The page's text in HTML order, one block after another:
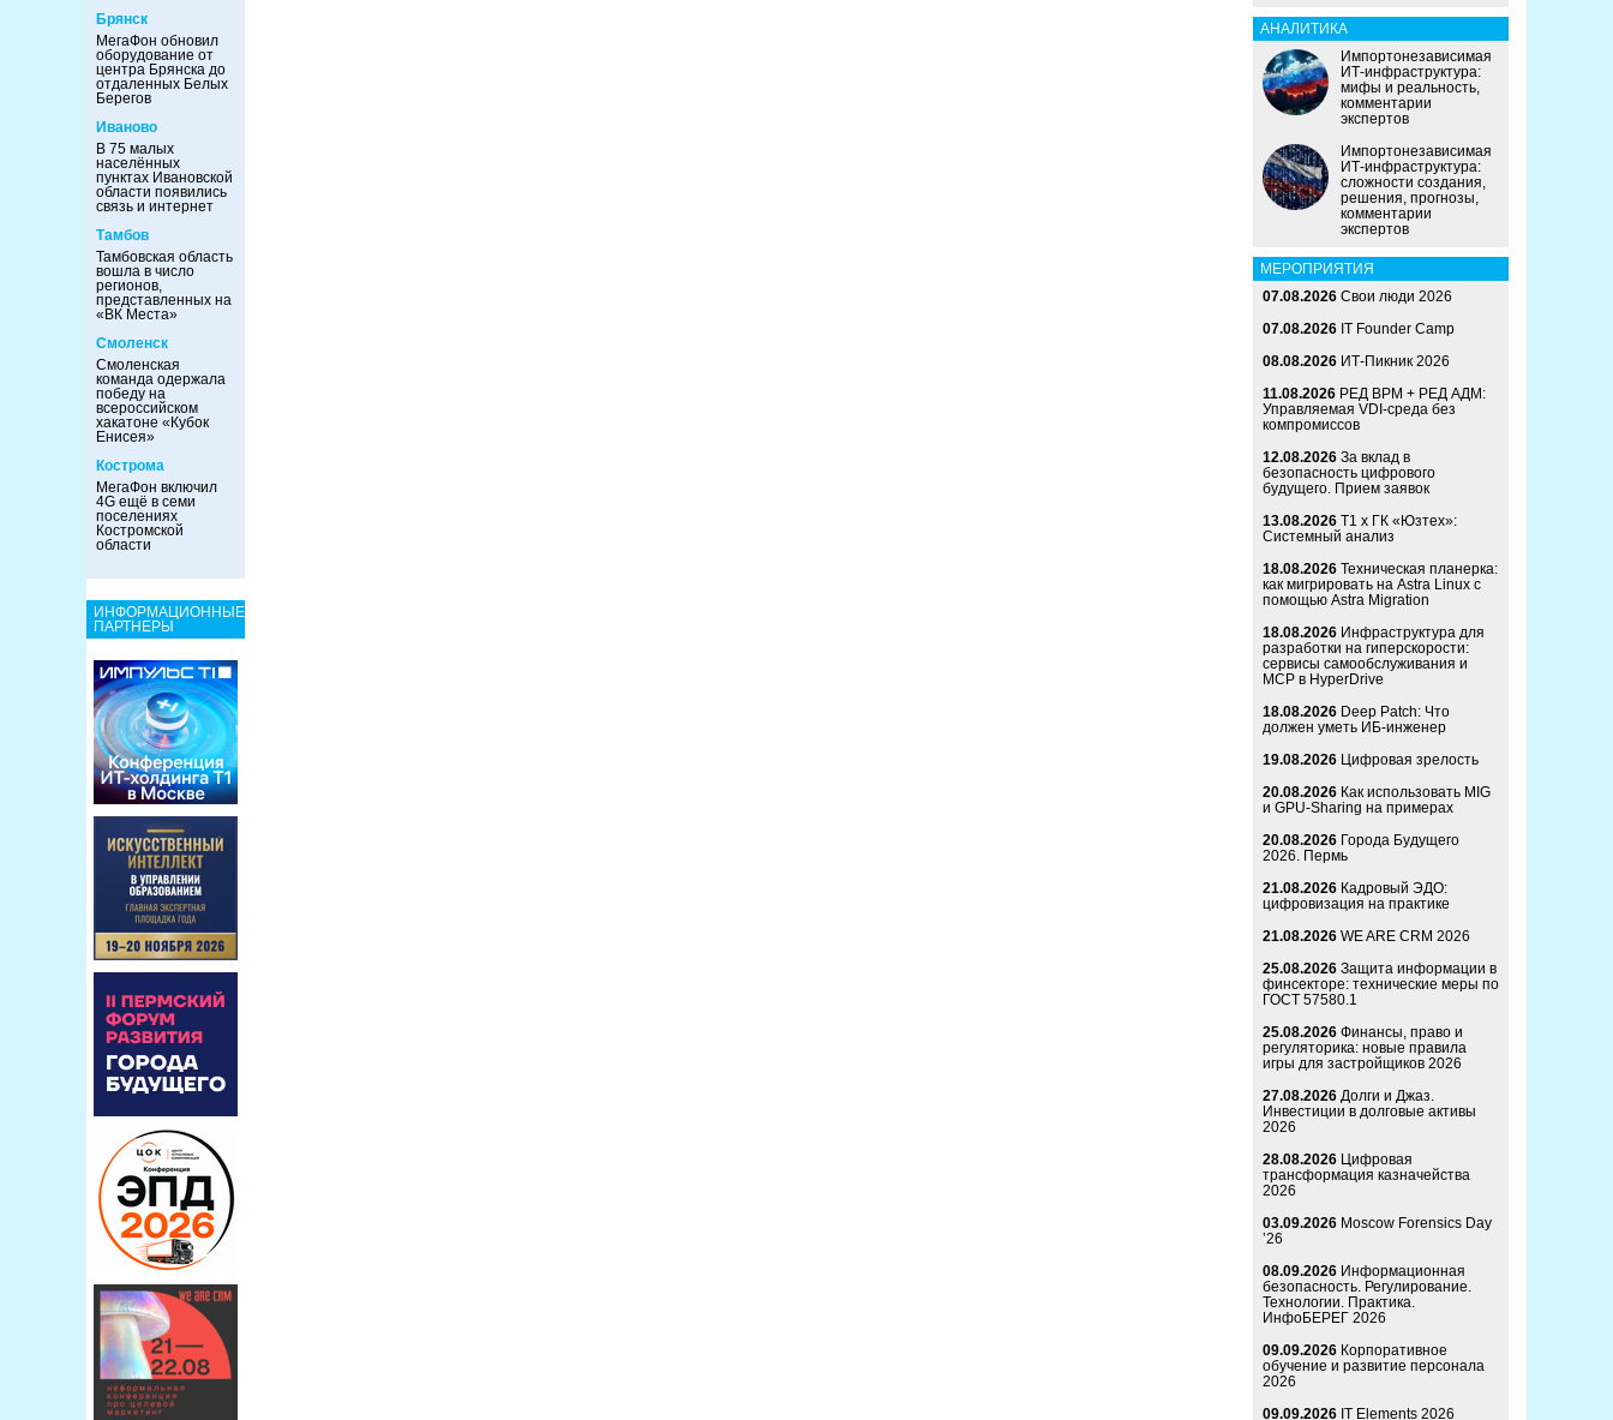
Брянск
МегаФон обновил
оборудование от
центра Брянска до
отдаленных Белых
Берегов
Иваново
В 75 малых
населённых
пунктах Ивановской
области появились
связь и интернет
Тамбов
Тамбовская область
вошла в число
регионов,
представленных на
«ВК Места»
Смоленск
Смоленская
команда одержала
победу на
всероссийском
хакатоне «Кубок
Енисея»
Кострома
МегаФон включил
4G ещё в семи
поселениях
Костромской
области
ИНФОРМАЦИОННЫЕ
ПАРТНЕРЫ
АНАЛИТИКА
Импортонезависимая
ИТ-инфраструктура:
мифы и реальность,
комментарии
экспертов
Импортонезависимая
ИТ-инфраструктура:
сложности создания,
решения, прогнозы,
комментарии
экспертов
МЕРОПРИЯТИЯ
07.08.2026 Свои люди 2026
07.08.2026 IT Founder Camp
08.08.2026 ИТ-Пикник 2026
11.08.2026 РЕД ВРМ + РЕД АДМ:
Управляемая VDI-среда без
компромиссов
12.08.2026 За вклад в
безопасность цифрового
будущего. Прием заявок
13.08.2026 Т1 x ГК «Юзтех»:
Системный анализ
18.08.2026 Техническая планерка:
как мигрировать на Astra Linux с
помощью Astra Migration
18.08.2026 Инфраструктура для
разработки на гиперскорости:
сервисы самообслуживания и
MCP в HyperDrive
18.08.2026 Deep Patch: Что
должен уметь ИБ-инженер
19.08.2026 Цифровая зрелость
20.08.2026 Как использовать MIG
и GPU-Sharing на примерах
20.08.2026 Города Будущего
2026. Пермь
21.08.2026 Кадровый ЭДО:
цифровизация на практике
21.08.2026 WE ARE CRM 2026
25.08.2026 Защита информации в
финсекторе: технические меры по
ГОСТ 57580.1
25.08.2026 Финансы, право и
регуляторика: новые правила
игры для застройщиков 2026
27.08.2026 Долги и Джаз.
Инвестиции в долговые активы
2026
28.08.2026 Цифровая
трансформация казначейства
2026
03.09.2026 Moscow Forensics Day
’26
08.09.2026 Информационная
безопасность. Регулирование.
Технологии. Практика.
ИнфоБЕРЕГ 2026
09.09.2026 Корпоративное
обучение и развитие персонала
2026
09.09.2026 IT Elements 2026